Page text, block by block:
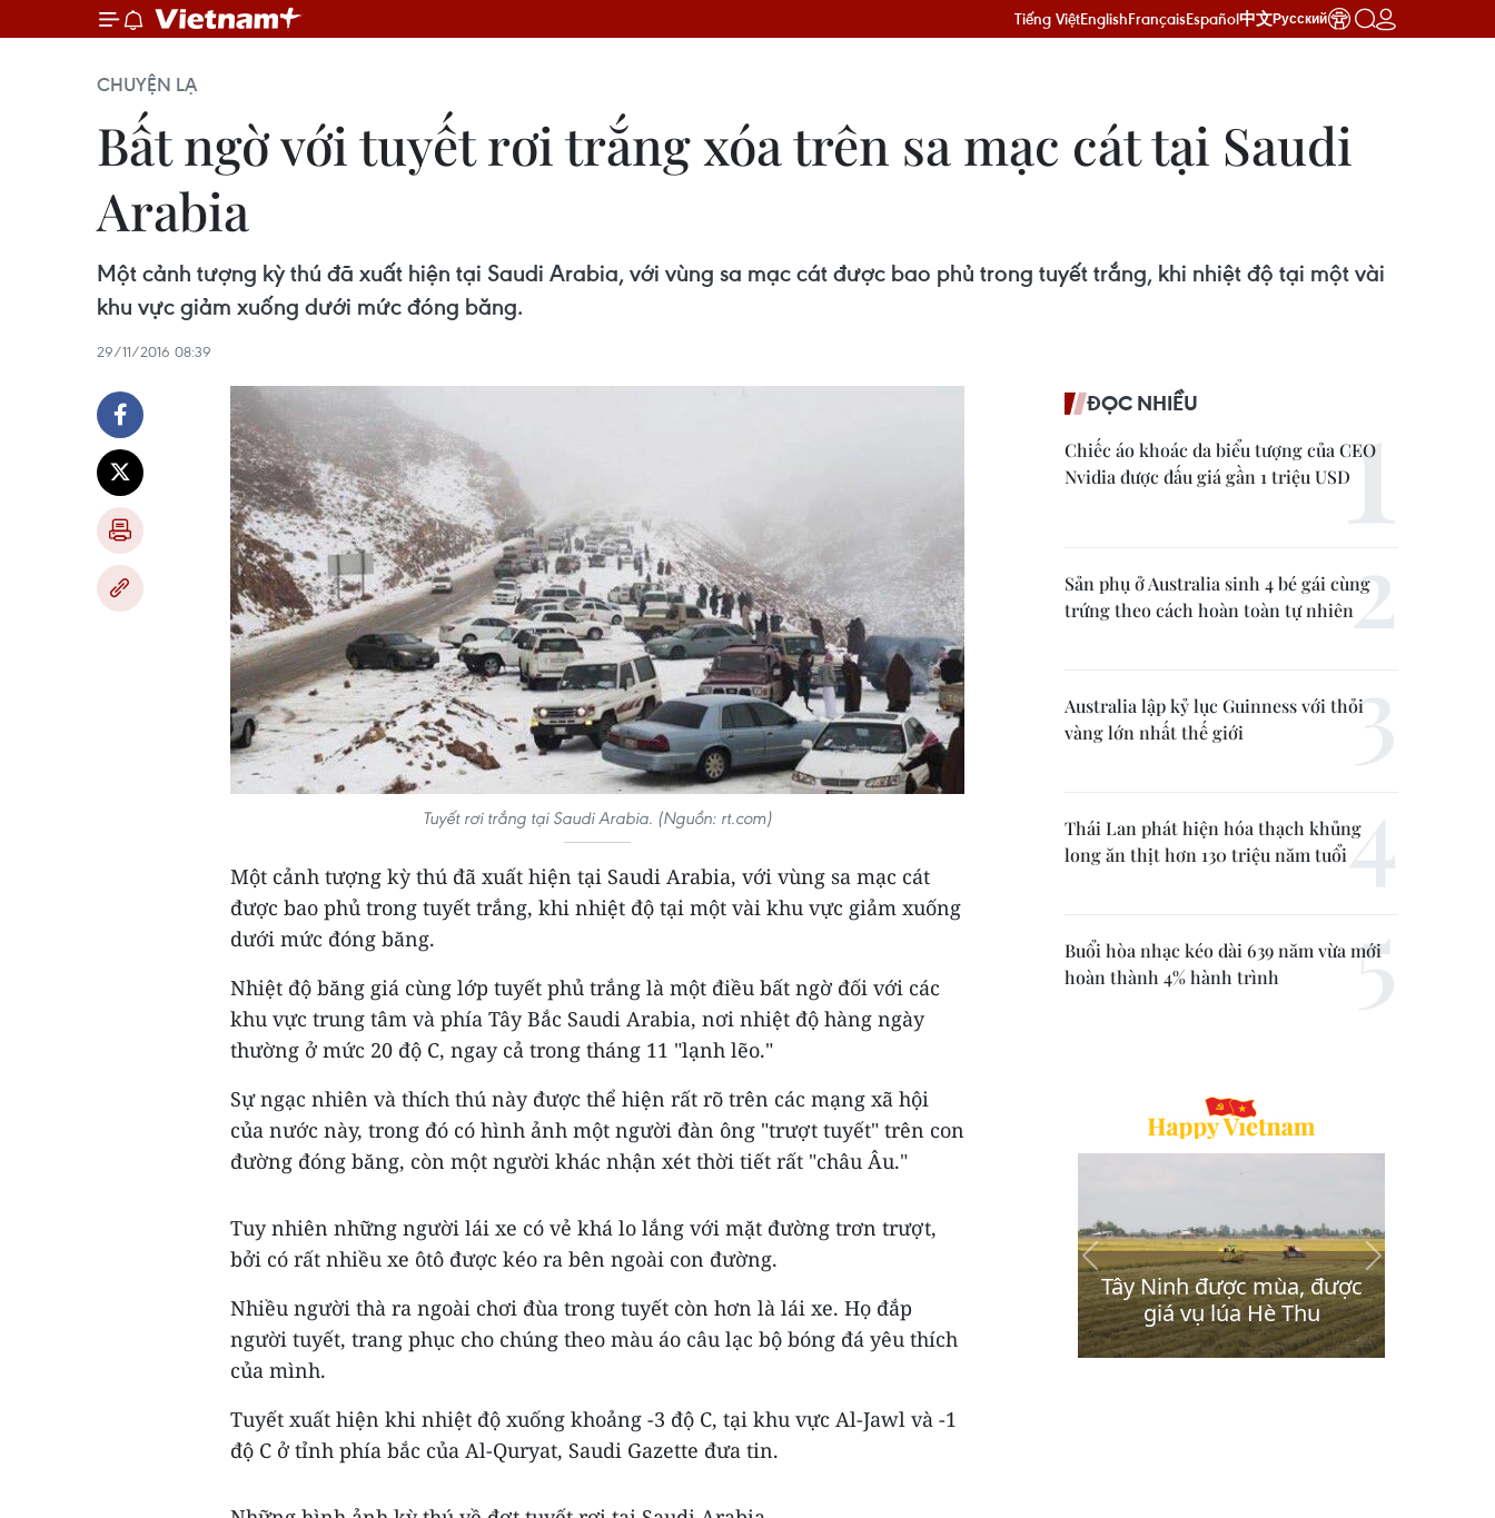
Tiếng ViệtEnglishFrançaisEspañol中文Русский
CHUYỆN LẠ
Bất ngờ với tuyết rơi trắng xóa trên sa mạc cát tại Saudi
Arabia
Một cảnh tượng kỳ thú đã xuất hiện tại Saudi Arabia, với vùng sa mạc cát được bao phủ trong tuyết trắng, khi nhiệt độ tại một vài
khu vực giảm xuống dưới mức đóng băng.
29/11/2016 08:39
Tuyết rơi trắng tại Saudi Arabia. (Nguồn: rt.com)
Một cảnh tượng kỳ thú đã xuất hiện tại Saudi Arabia, với vùng sa mạc cát
được bao phủ trong tuyết trắng, khi nhiệt độ tại một vài khu vực giảm xuống
dưới mức đóng băng.
Nhiệt độ băng giá cùng lớp tuyết phủ trắng là một điều bất ngờ đối với các
khu vực trung tâm và phía Tây Bắc Saudi Arabia, nơi nhiệt độ hàng ngày
thường ở mức 20 độ C, ngay cả trong tháng 11 "lạnh lẽo."
Sự ngạc nhiên và thích thú này được thể hiện rất rõ trên các mạng xã hội
của nước này, trong đó có hình ảnh một người đàn ông "trượt tuyết" trên con
đường đóng băng, còn một người khác nhận xét thời tiết rất "châu Âu."
Tuy nhiên những người lái xe có vẻ khá lo lắng với mặt đường trơn trượt,
bởi có rất nhiều xe ôtô được kéo ra bên ngoài con đường.
Nhiều người thà ra ngoài chơi đùa trong tuyết còn hơn là lái xe. Họ đắp
người tuyết, trang phục cho chúng theo màu áo câu lạc bộ bóng đá yêu thích
của mình.
Tuyết xuất hiện khi nhiệt độ xuống khoảng -3 độ C, tại khu vực Al-Jawl và -1
độ C ở tỉnh phía bắc của Al-Quryat, Saudi Gazette đưa tin.
ĐỌC NHIỀU
Chiếc áo khoác da biểu tượng của CEO
Nvidia được đấu giá gần 1 triệu USD
Sản phụ ở Australia sinh 4 bé gái cùng
trứng theo cách hoàn toàn tự nhiên
Australia lập kỷ lục Guinness với thỏi
vàng lớn nhất thế giới
Thái Lan phát hiện hóa thạch khủng
long ăn thịt hơn 130 triệu năm tuổi
Buổi hòa nhạc kéo dài 639 năm vừa mới
hoàn thành 4% hành trình